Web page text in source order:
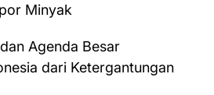
Minyak
Agenda Besar
dari Ketergantungan